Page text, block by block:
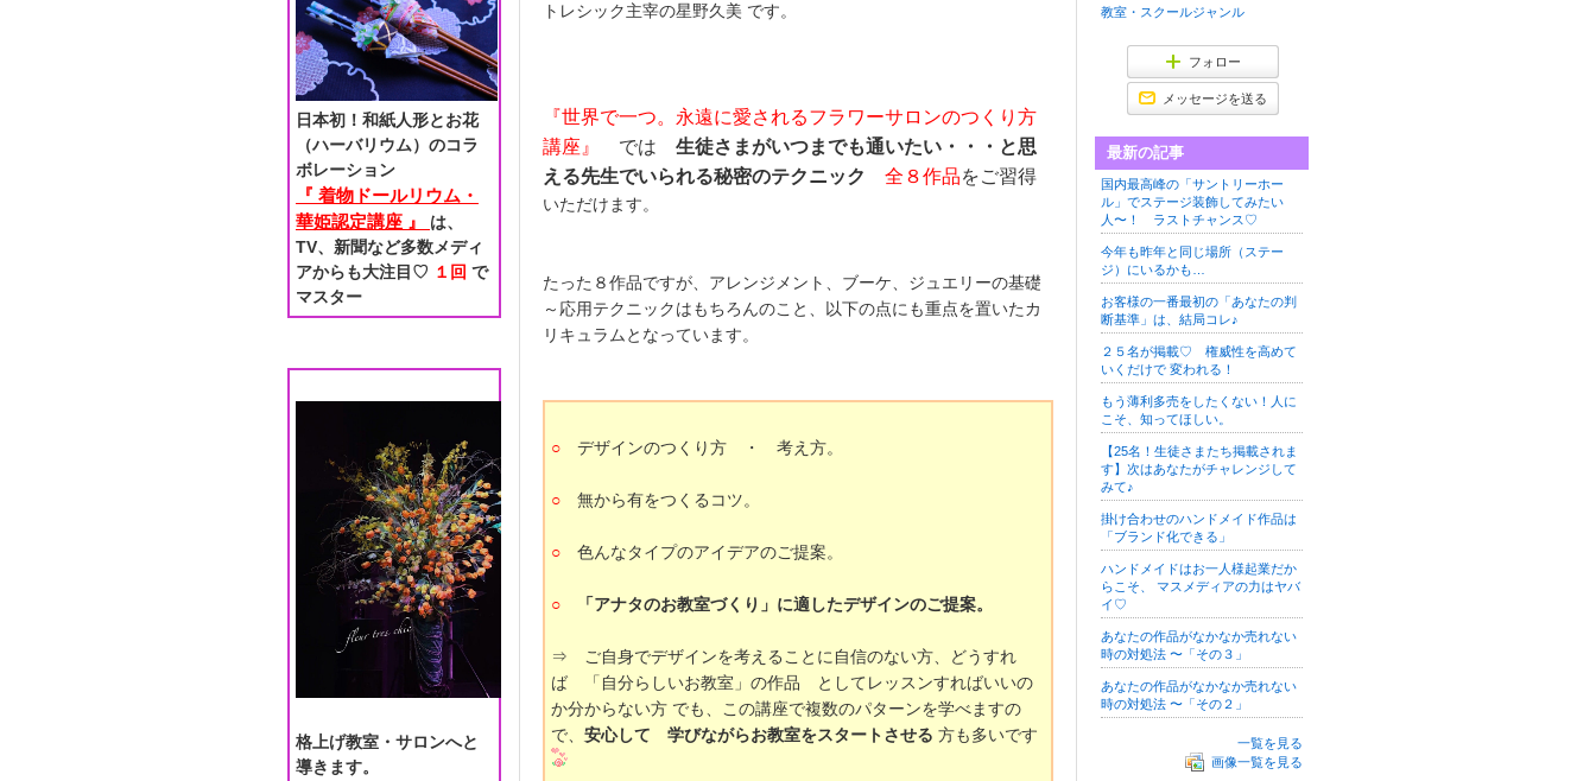
トレシック主宰の星野久美 です。
『世界で一つ。永遠に愛されるフラワーサロンのつくり方
講座』
では 生徒さまがいつまでも通いたい・・・と思
える先生でいられる秘密のテクニック
全８作品をご習得
いただけます。
たった８作品ですが、アレンジメント、ブーケ、ジュエリーの基礎
～応用テクニックはもちろんのこと、以下の点にも重点を置いたカ
リキュラムとなっています。
○ デザインのつくり方 ・ 考え方。
○ 無から有をつくるコツ。
○ 色んなタイプのアイデアのご提案。
○ 「アナタのお教室づくり」に適したデザインのご提案。
⇒ ご自身でデザインを考えることに自信のない方、どうすれ
ば 「自分らしいお教室」の作品 としてレッスンすればいいの
か分からない方 でも、この講座で複数のパターンを学べますの
で、 安心して 学びながらお教室をスタートさせる 方も多いです
日本初！和紙人形とお花
（ハーバリウム）のコラ
ボレーション
『 着物ドールリウム・
華姫認定講座 』 は、
TV、新聞など多数メディ
アからも大注目♡ １回 で
マスター
格上げ教室・サロンへと
導きます。
教室・スクールジャンル
フォロー
メッセージを送る
最新の記事
国内最高峰の「サントリーホー
ル」でステージ装飾してみたい
人〜！ ラストチャンス♡
今年も昨年と同じ場所（ステー
ジ）にいるかも…
お客様の一番最初の「あなたの判
断基準」は、結局コレ♪
２５名が掲載♡ 権威性を高めて
いくだけで 変われる！
もう薄利多売をしたくない！人に
こそ、知ってほしい。
【25名！生徒さまたち掲載されま
す】次はあなたがチャレンジして
みて♪
掛け合わせのハンドメイド作品は
「ブランド化できる」
ハンドメイドはお一人様起業だか
らこそ、 マスメディアの力はヤバ
イ♡
あなたの作品がなかなか売れない
時の対処法 〜「その３」
あなたの作品がなかなか売れない
時の対処法 〜「その２」
一覧を見る
画像一覧を見る